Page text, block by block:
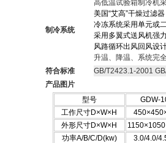
制冷系统
高低温试验箱制冷机
美国“艾高”干燥过滤
冷冻系统采用单元或
采用多翼式送风机强
风路循环出风回风设
升温、降温、系统完
符合标准
GB/T2423.1-2001
产品图片
型号
GDW-
工作尺寸D×W×H
外形尺寸D×W×H
功率A/B/C/D(kw)
3.0/4.0/